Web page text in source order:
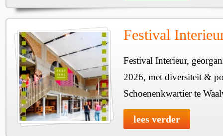
Festival
Festival Interieur,
2026, met diversiteit &
Schoenenkwartier te
lees verder